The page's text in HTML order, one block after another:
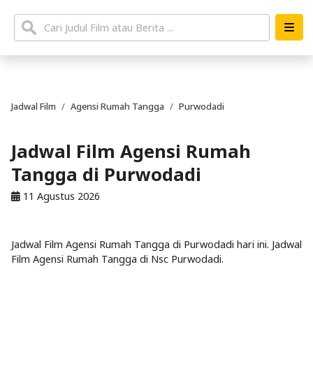
Jadwal Film Agensi Rumah Tangga Purwodadi
Jadwal Film Agensi Rumah
Tangga di Purwodadi
11 Agustus 2026
Jadwal Film Agensi Rumah Tangga di Purwodadi hari ini. Jadwal
Film Agensi Rumah Tangga di Nsc Purwodadi.